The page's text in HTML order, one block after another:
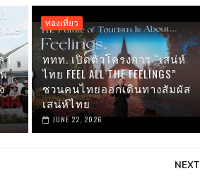
ณะ
า
ท่องเที่ยว
ททท. เปิดตัวโครงการ “เสน่ห์
ไทย FEEL ALL THE FEELINGS”
ชวนคนไทยออกเดินทางสัมผัส
เสน่ห์ไทย
JUNE 22, 2026
NEXT